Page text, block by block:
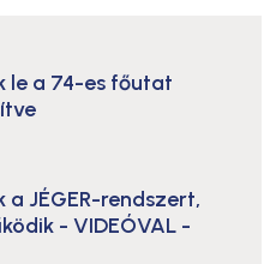
le a 74-es főutat
JÉGER-rendszert,
- VIDEÓVAL -